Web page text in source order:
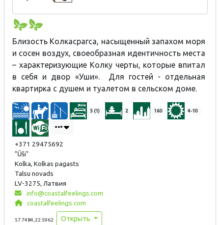
help to carry your baggage to your room. The lady of the house
prepares nourishing and healthy dishes.
Близость Колкасрагса, насыщенный запахом моря
и сосен воздух, своеобразная идентичность места
– характеризующие Колку черты, которые впитал
в себя и двор «Уши». Для гостей - отдельная
квартирка с душем и туалетом в сельском доме.
5 (1) 2 160 4-10
+371 29475692
"Ūši"
Kolka, Kolkas pagasts
Talsu novads
LV-3275, Латвия
info@coastalfeelings.com
coastalfeelings.com
57.7484,22.5962 Открыть